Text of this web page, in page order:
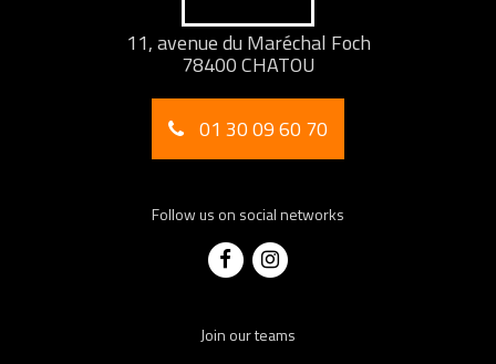
11, avenue du Maréchal Foch
78400 CHATOU
01 30 09 60 70
Follow us on social networks
Join our teams